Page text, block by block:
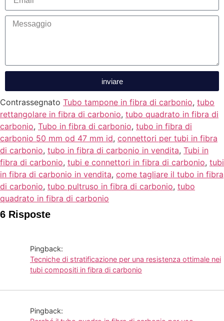
inviare
Contrassegnato Tubo tampone in fibra di carbonio, tubo
rettangolare in fibra di carbonio, tubo quadrato in fibra di
carbonio, Tubo in fibra di carbonio, tubo in fibra di
carbonio 50 mm od 47 mm id, connettori per tubi in fibra
di carbonio, tubo in fibra di carbonio in vendita, Tubi in
fibra di carbonio, tubi e connettori in fibra di carbonio, tubi
in fibra di carbonio in vendita, come tagliare il tubo in fibra
di carbonio, tubo pultruso in fibra di carbonio, tubo
quadrato in fibra di carbonio
6 Risposte
Pingback:
Tecniche di stratificazione per una resistenza ottimale nei
tubi compositi in fibra di carbonio
Pingback: